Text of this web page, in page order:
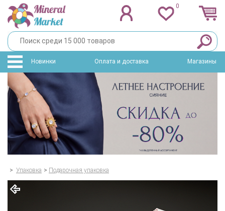
0
Новинки Оплата и доставка Магазины
> Упаковка > Подарочная упаковка